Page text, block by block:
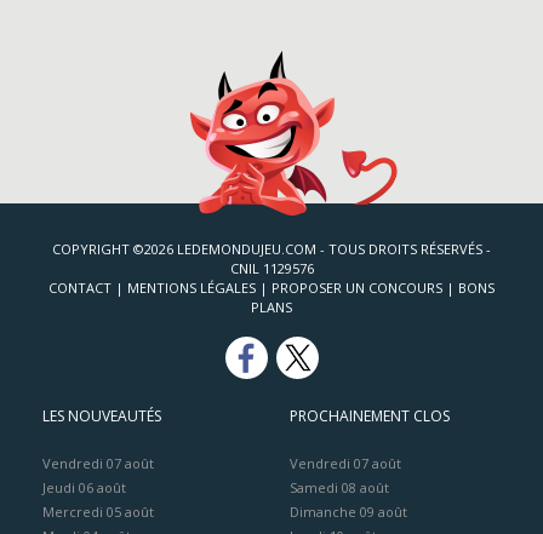
COPYRIGHT ©2026 LEDEMONDUJEU.COM - TOUS DROITS RÉSERVÉS -
CNIL 1129576
CONTACT | MENTIONS LÉGALES | PROPOSER UN CONCOURS | BONS
PLANS
LES NOUVEAUTÉS
Vendredi 07 août
Jeudi 06 août
Mercredi 05 août
PROCHAINEMENT CLOS
Vendredi 07 août
Samedi 08 août
Dimanche 09 août